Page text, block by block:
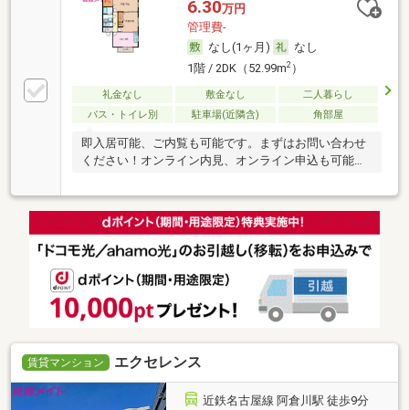
6.30万円
管理費-
なし(1ヶ月)
なし
1階 / 2DK（52.99m2）
礼金なし 敷金なし
二人暮らし
バス・トイレ別
駐車場(近隣含) 角部屋
即入居可能、ご内覧も可能です。まずはお問い合わせ
ください！オンライン内見、オンライン申込も可能で
賃貸マンション エクセレンス
近鉄名古屋線 阿倉川駅 徒歩9分